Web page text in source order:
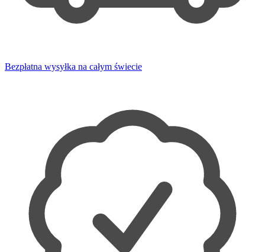
Bezpłatna wysyłka na całym świecie